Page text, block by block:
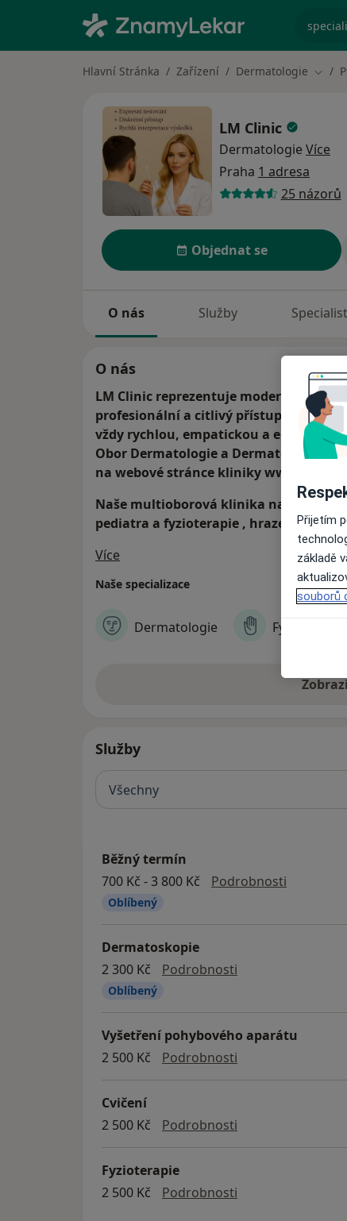
Hlavní Stránka Zařízení Dermatologie
LM Clinic
Dermatologie Více
Praha 1 adresa
25 názorů
Objednat se
O nás Služby
O nás
LM Clinic reprezentuje moderní
profesionální a citlivý přístup ke
vždy rychlou, empatickou a
Obor Dermatologie a
na webové stránce kliniky
Naše multioborová klinika nabízí také
pediatra a fyzioterapie , hrazené
Více
Naše specializace
Dermatologie Fyzioterapie
Služby
Všechny
Běžný termín
700 Kč - 3 800 Kč
Podrobnosti
Oblíbený
Dermatoskopie
2 300 Kč
Podrobnosti
Oblíbený
Vyšetření pohybového aparátu
2 500 Kč
Podrobnosti
Cvičení
2 500 Kč
Podrobnosti
Fyzioterapie
2 500 Kč
Podrobnosti
Přijetím
základě
souborů